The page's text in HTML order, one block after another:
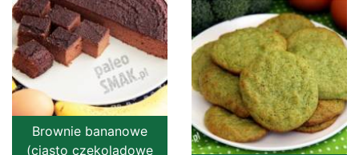
Brownie bananowe
(ciasto czekoladowe